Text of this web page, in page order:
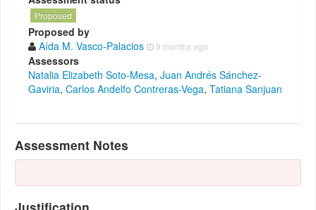
Proposed
Proposed by
Aída M. Vasco-Palacios
9 months ago
Assessors
Natalia Elizabeth Soto-Mesa, Juan Andrés Sánchez-
Gaviria, Carlos Andelfo Contreras-Vega, Tatiana Sanjuan
Assessment Notes